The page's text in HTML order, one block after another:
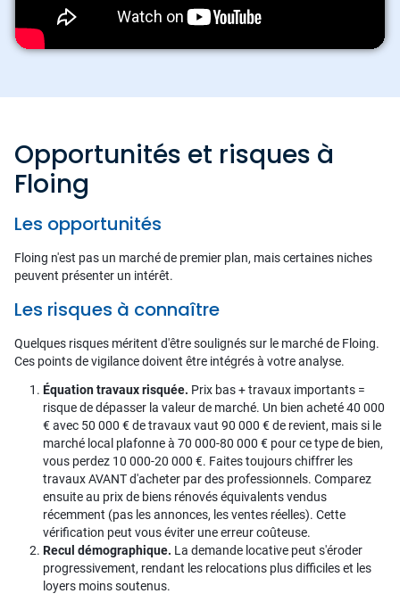
Opportunités et risques à
Floing
Les opportunités
Floing n'est pas un marché de premier plan, mais certaines niches
peuvent présenter un intérêt.
Les risques à connaître
Quelques risques méritent d'être soulignés sur le marché de Floing.
Ces points de vigilance doivent être intégrés à votre analyse.
Équation travaux risquée. Prix bas + travaux importants =
risque de dépasser la valeur de marché. Un bien acheté 40 000
€ avec 50 000 € de travaux vaut 90 000 € de revient, mais si le
marché local plafonne à 70 000-80 000 € pour ce type de bien,
vous perdez 10 000-20 000 €. Faites toujours chiffrer les
travaux AVANT d'acheter par des professionnels. Comparez
ensuite au prix de biens rénovés équivalents vendus
récemment (pas les annonces, les ventes réelles). Cette
vérification peut vous éviter une erreur coûteuse.
Recul démographique. La demande locative peut s'éroder
progressivement, rendant les relocations plus difficiles et les
loyers moins soutenus.